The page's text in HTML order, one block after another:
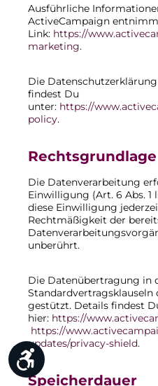
Ausführliche
ActiveCampaign
Link: https://
marketing.
Die
findest Du
unter: https://
policy.
Rechtsgrundlage
Die Datenverarbeitung
Einwilligung (Art. 6 Abs. 1
diese Einwilligung
Rechtmäßigkeit der
unberührt.
Die Datenübertragung in
Standardvertragsklauseln
gestützt. Details findest
hier: https://
https://
updates/privacy-shield.
Speicherdauer
Werkzeugleiste anzeigen